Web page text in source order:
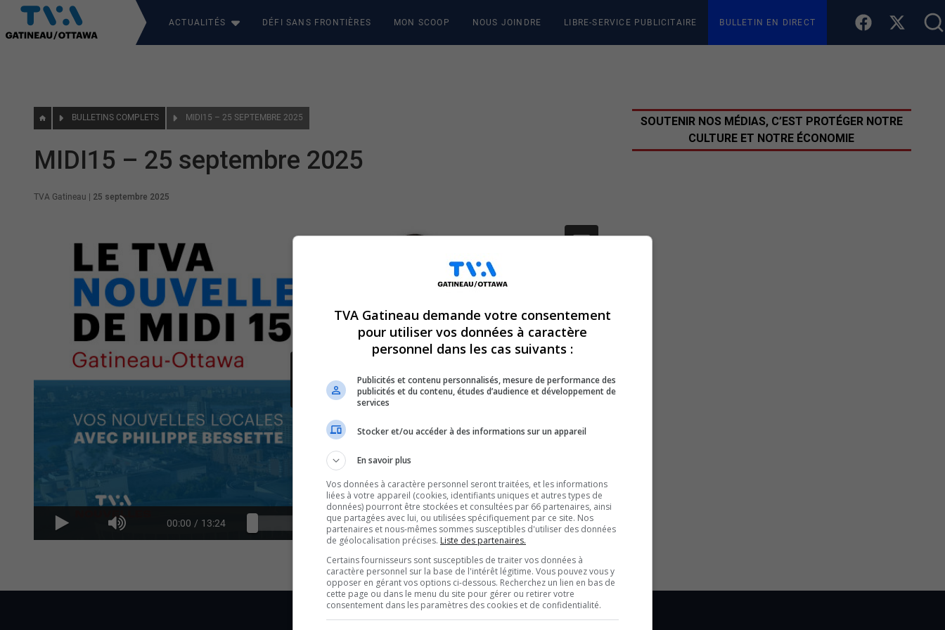
ACTUALITÉS DÉFI SANS FRONTIÈRES MON SCOOP NOUS JOINDRE LIBRE-SERVICE PUBLICITAIRE BULLETIN EN DIRECT
BULLETINS COMPLETS MIDI15 – 25 SEPTEMBRE 2025
MIDI15 – 25 septembre 2025
TVA Gatineau 25 septembre 2025
00:00 / 13:24
SOUTENIR NOS MÉDIAS, C’EST PROTÉGER NOTRE
CULTURE ET NOTRE ÉCONOMIE
TVA Gatineau demande votre consentement
pour utiliser vos données à caractère
personnel dans les cas suivants :
Publicités et contenu personnalisés, mesure de performance des
publicités et du contenu, études d’audience et développement de
services
Stocker et/ou accéder à des informations sur un appareil
En savoir plus
Vos données à caractère personnel seront traitées, et les informations
liées à votre appareil (cookies, identifiants uniques et autres types de
données) pourront être stockées et consultées par 66 partenaires, ainsi
que partagées avec lui, ou utilisées spécifiquement par ce site. Nos
partenaires et nous-mêmes sommes susceptibles d'utiliser des données
de géolocalisation précises. Liste des partenaires.
Certains fournisseurs sont susceptibles de traiter vos données à
caractère personnel sur la base de l'intérêt légitime. Vous pouvez vous y
opposer en gérant vos options ci-dessous. Recherchez un lien en bas de
cette page ou dans le menu du site pour gérer ou retirer votre
consentement dans les paramètres des cookies et de confidentialité.